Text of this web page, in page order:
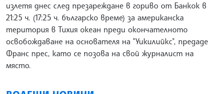
излетя днес след презареждане в гориво от Банкок в
21:25 ч. (17:25 ч. българско време) за американска
територия в Тихия океан преди окончателното
освобождаване на основателя на "Уикилийкс", предаде
Франс прес, като се позова на свой журналист на
място.